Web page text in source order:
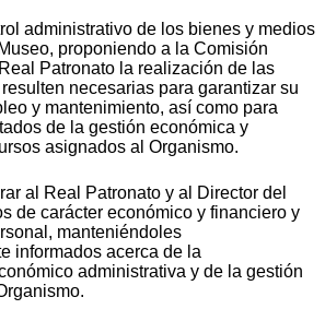
administrativo de los bienes y medios
proponiendo a la Comisión
Patronato la realización de las
necesarias para garantizar su
y mantenimiento, así como para
de la gestión económica y
asignados al Organismo.
al Real Patronato y al Director del
de carácter económico y financiero y
manteniéndoles
informados acerca de la
administrativa y de la gestión